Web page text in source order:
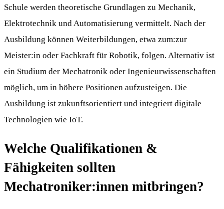
Schule werden theoretische Grundlagen zu Mechanik,
Elektrotechnik und Automatisierung vermittelt. Nach der
Ausbildung können Weiterbildungen, etwa zum:zur
Meister:in oder Fachkraft für Robotik, folgen. Alternativ ist
ein Studium der Mechatronik oder Ingenieurwissenschaften
möglich, um in höhere Positionen aufzusteigen. Die
Ausbildung ist zukunftsorientiert und integriert digitale
Technologien wie IoT.
Welche Qualifikationen &
Fähigkeiten sollten
Mechatroniker:innen mitbringen?